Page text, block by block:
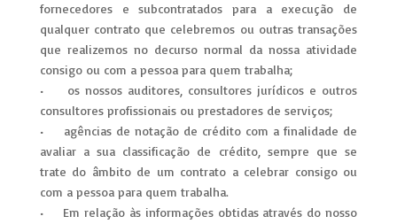
fornecedores e subcontratados para a execução de
qualquer contrato que celebremos ou outras transações
que realizemos no decurso normal da nossa atividade
consigo ou com a pessoa para quem trabalha;
• os nossos auditores, consultores jurídicos e outros
consultores profissionais ou prestadores de serviços;
• agências de notação de crédito com a finalidade de
avaliar a sua classificação de crédito, sempre que se
trate do âmbito de um contrato a celebrar consigo ou
com a pessoa para quem trabalha.
• Em relação às informações obtidas através do nosso